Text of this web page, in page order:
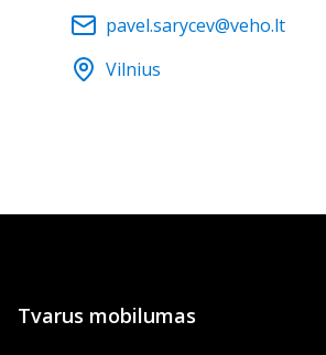
pavel.sarycev@veho.lt
Vilnius
Tvarus mobilumas